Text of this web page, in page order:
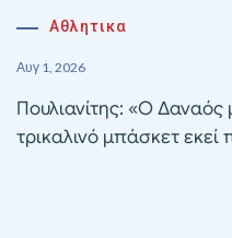
Αθλητικα
Αυγ 1, 2026
Πουλιανίτης: «Ο
τρικαλινό μπάσκετ εκεί